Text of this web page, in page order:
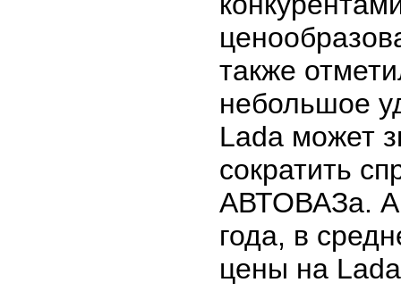
также
небольшое
Lada может
сократить
АВТОВАЗа.
года, в
цены на